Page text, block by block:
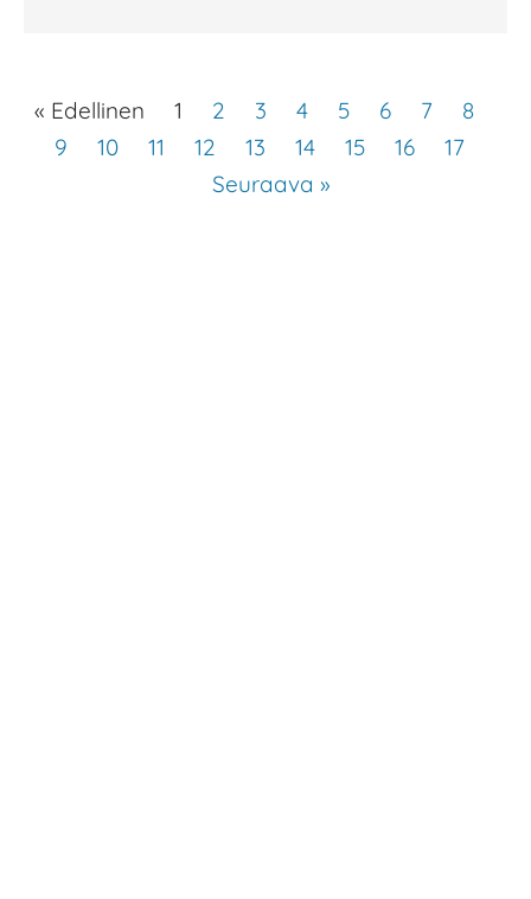
« Edellinen 1 2 3 4 5 6 7
8
9
10 11 12 13 14 15 16
17
Seuraava »